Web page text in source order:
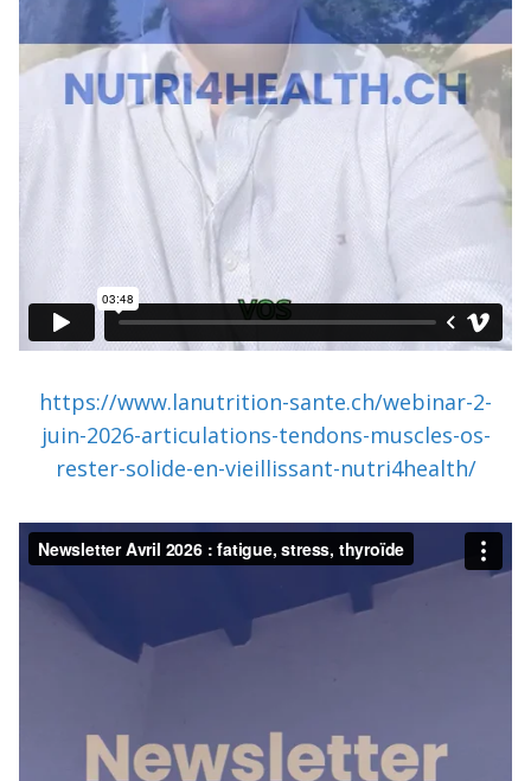
https://www.lanutrition-sante.ch/webinar-2-
juin-2026-articulations-tendons-muscles-os-
rester-solide-en-vieillissant-nutri4health/